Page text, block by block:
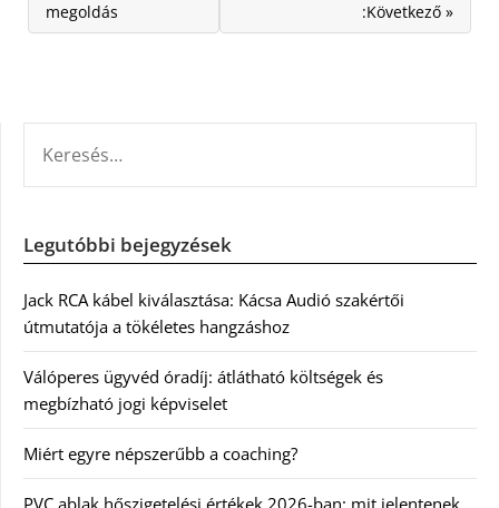
megoldás
:Következő »
Legutóbbi bejegyzések
Jack RCA kábel kiválasztása: Kácsa Audió szakértői
útmutatója a tökéletes hangzáshoz
Válóperes ügyvéd óradíj: átlátható költségek és
megbízható jogi képviselet
Miért egyre népszerűbb a coaching?
PVC ablak hőszigetelési értékek 2026-ban: mit jelentenek